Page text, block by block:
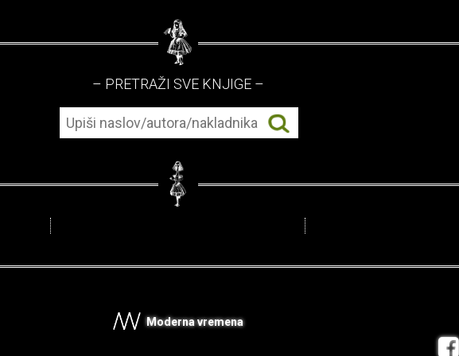
– PRETRAŽI SVE KNJIGE –
Moderna vremena